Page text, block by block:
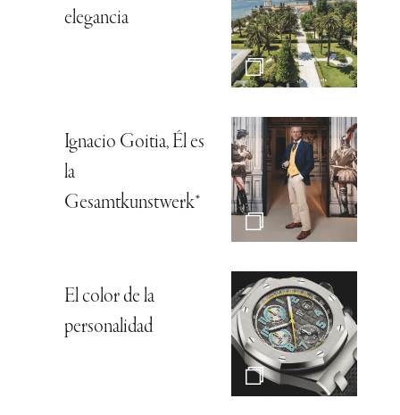
elegancia
Ignacio Goitia, Él es
la
Gesamtkunstwerk*
El color de la
personalidad